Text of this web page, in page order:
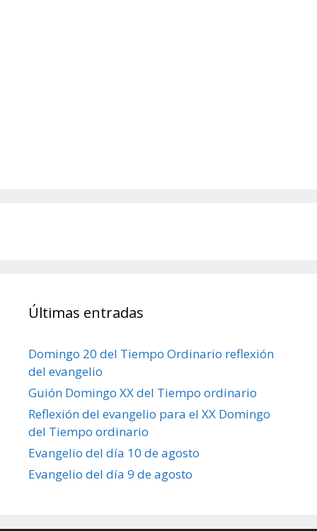
Últimas entradas
Domingo 20 del Tiempo Ordinario reflexión
del evangelio
Guión Domingo XX del Tiempo ordinario
Reflexión del evangelio para el XX Domingo
del Tiempo ordinario
Evangelio del día 10 de agosto
Evangelio del día 9 de agosto